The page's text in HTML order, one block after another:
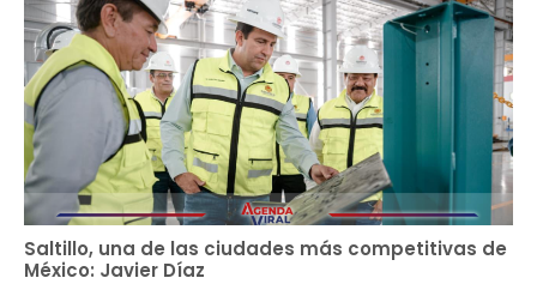
Saltillo, una de las ciudades más competitivas de
México: Javier Díaz